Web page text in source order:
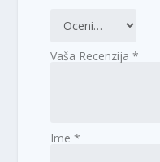
Vaša Recenzija*
Ime*